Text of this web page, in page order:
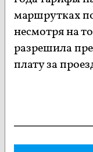
маршрутках
несмотря на
разрешила
плату за